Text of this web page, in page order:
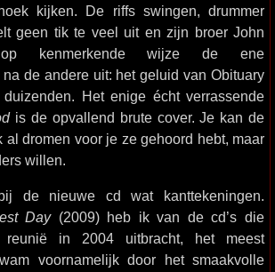
kijken. De riffs swingen, drummer
geen tik te veel uit en zijn broer John
kenmerkende wijze de ene
de andere uit: het geluid van Obituary
Het enige écht verrassende
is de opvallend brute cover. Je kan de
al dromen voor je ze gehoord hebt, maar
willen.
de nieuwe cd wat kanttekeningen.
Day(2009) heb ik van de cd’s die
in 2004 uitbracht, het meest
voornamelijk door het smaakvolle